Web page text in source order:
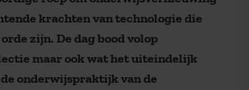
krachten van technologie die
zijn. De dag bood volop
maar ook wat het uiteindelijk
onderwijspraktijk van de